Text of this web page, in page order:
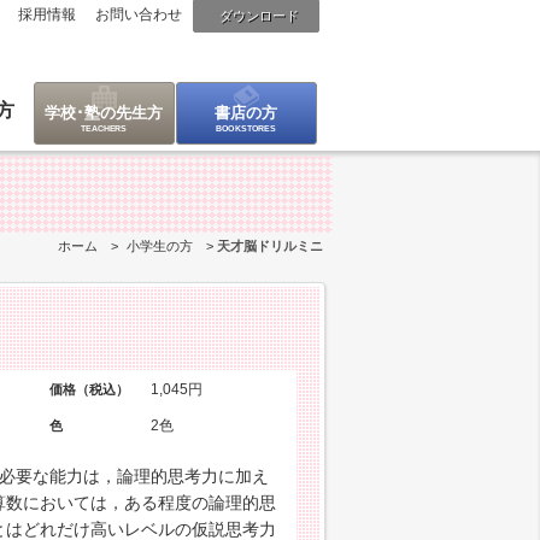
ダウンロード
採用情報 お問い合わせ
学校･塾の先生方 書店の方
ホーム 小学生の方 天才脳ドリルミニ
価格（税込） 1,045円
色 2色
要な能力は，論理的思考力に加え
においては，ある程度の論理的思
どれだけ高いレベルの仮説思考力